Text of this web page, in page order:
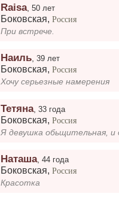
Raisa,50 лет
Боковская,Россия
При встрече.
Наиль,39 лет
Боковская,Россия
Хочу серьезные намерения
Тетяна,33 года
Боковская,Россия
Я девушка обьщительная, и
Наташа,44 года
Боковская,Россия
Красотка